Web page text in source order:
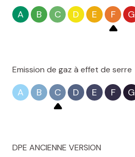
A B C D E F G
Emission de gaz à effet de serre
A B C D E F G
DPE ANCIENNE VERSION